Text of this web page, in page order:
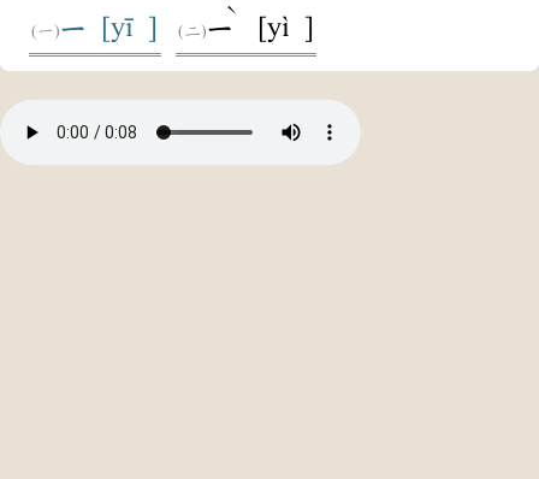
ㄧ [yī ] ㄧ
ˋ
[yì ]